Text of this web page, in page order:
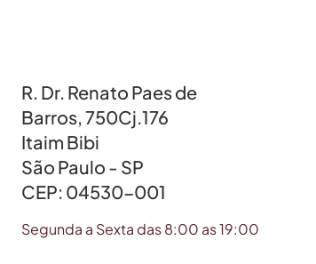
R. Dr. Renato Paes de
Barros, 750Cj.176
Itaim Bibi
São Paulo - SP
CEP: 04530-001
Segunda a Sexta das 8:00 as 19:00